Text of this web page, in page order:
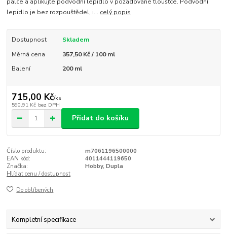
palce a aplikujte podvodní lepidlo v požadované tloušťce. Podvodní
lepidlo je bez rozpouštědel, i... celý popis
Dostupnost
Skladem
Měrná cena
357,50 Kč / 100 ml
Balení
200 ml
715,00 Kč/ks
590,91 Kč bez DPH
Přidat do košíku
Číslo produktu:
m7061196500000
EAN kód:
4011444119650
Značka:
Hobby, Dupla
Hlídat cenu / dostupnost
Do oblíbených
Kompletní specifikace